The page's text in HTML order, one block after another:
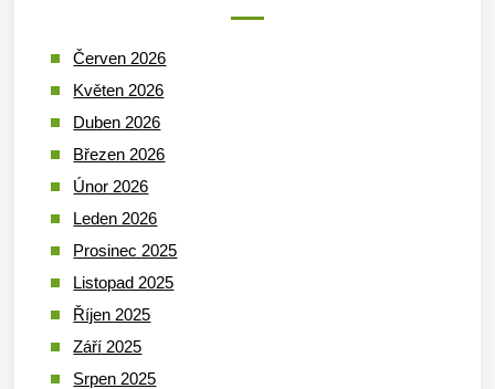
Červen 2026
Květen 2026
Duben 2026
Březen 2026
Únor 2026
Leden 2026
Prosinec 2025
Listopad 2025
Říjen 2025
Září 2025
Srpen 2025